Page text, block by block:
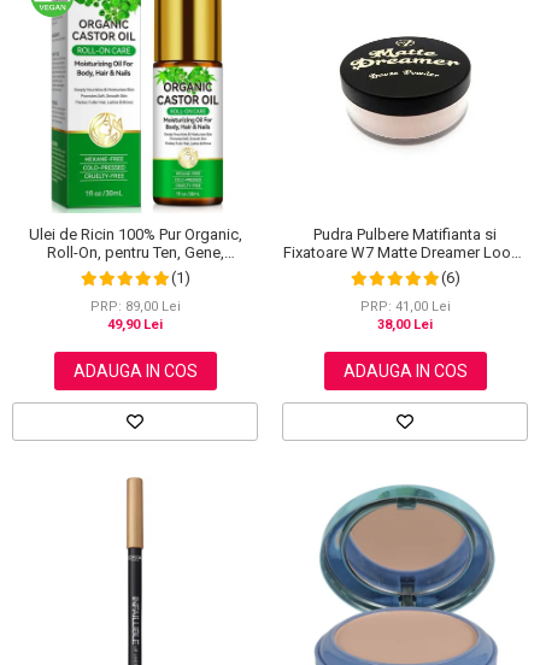
Ulei de Ricin 100% Pur Organic,
Roll-On, pentru Ten, Gene,
Sprancene, Unghii, 30 ml
(1)
PRP: 89,00 Lei
49,90 Lei
ADAUGA IN COS
Pudra Pulbere Matifianta si
Fixatoare W7 Matte Dreamer Loose
Powder - Classy Cameo, 20g
(6)
PRP: 41,00 Lei
38,00 Lei
ADAUGA IN COS